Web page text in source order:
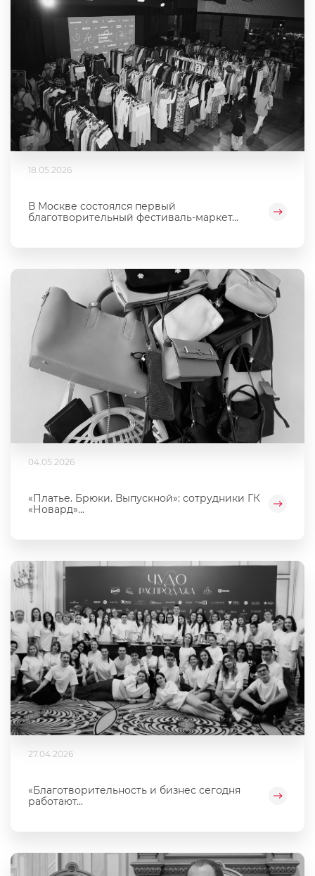
18.05.2026
В Москве состоялся первый
благотворительный фестиваль‑маркет...
04.05.2026
«Платье. Брюки. Выпускной»: сотрудники ГК
«Новард»...
27.04.2026
«Благотворительность и бизнес сегодня
работают...